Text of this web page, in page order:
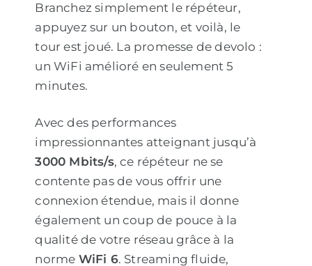
Branchez simplement le répéteur,
appuyez sur un bouton, et voilà, le
tour est joué. La promesse de devolo :
un WiFi amélioré en seulement 5
minutes.
Avec des performances
impressionnantes atteignant jusqu’à
3000 Mbits/s, ce répéteur ne se
contente pas de vous offrir une
connexion étendue, mais il donne
également un coup de pouce à la
qualité de votre réseau grâce à la
norme WiFi 6. Streaming fluide,